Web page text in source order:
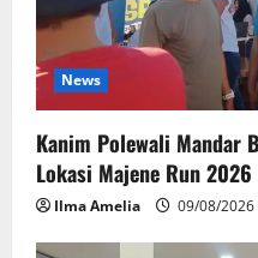
News
Kanim Polewali Mandar
Lokasi Majene Run 2026
Ilma Amelia 09/08/2026